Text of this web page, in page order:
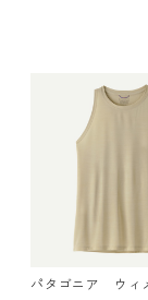
パタゴニア ウィ